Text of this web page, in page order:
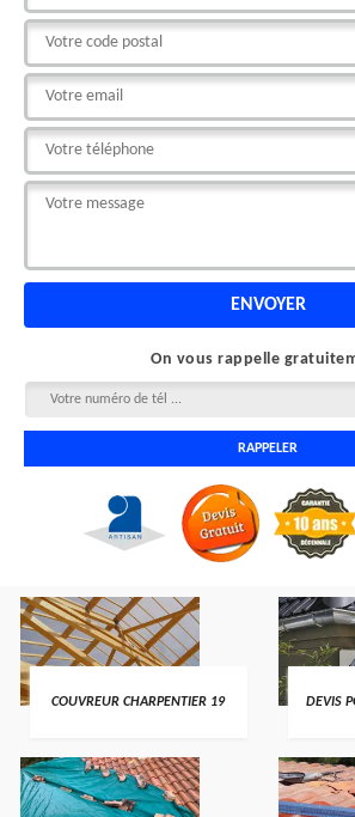
On vous rappelle
COUVREUR CHARPENTIER 19 DEVIS